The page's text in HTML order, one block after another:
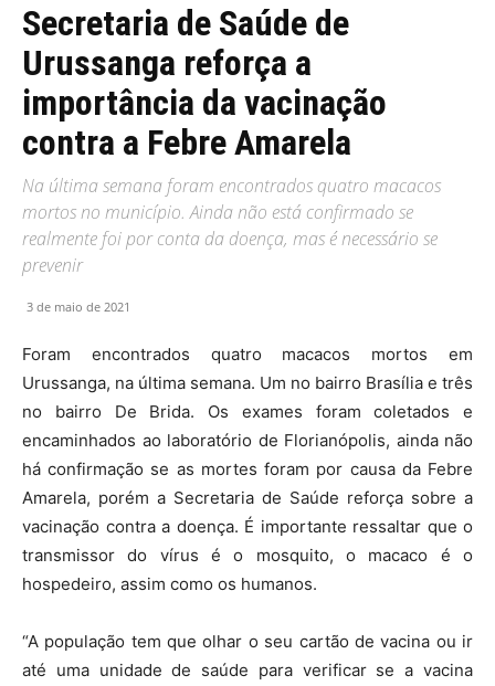
Secretaria de Saúde de
Urussanga reforça a
importância da vacinação
contra a Febre Amarela
Na última semana foram encontrados quatro macacos
mortos no município. Ainda não está confirmado se
realmente foi por conta da doença, mas é necessário se
prevenir
3 de maio de 2021
Foram encontrados quatro macacos mortos em
Urussanga, na última semana. Um no bairro Brasília e três
no bairro De Brida. Os exames foram coletados e
encaminhados ao laboratório de Florianópolis, ainda não
há confirmação se as mortes foram por causa da Febre
Amarela, porém a Secretaria de Saúde reforça sobre a
vacinação contra a doença. É importante ressaltar que o
transmissor do vírus é o mosquito, o macaco é o
hospedeiro, assim como os humanos.
“A população tem que olhar o seu cartão de vacina ou ir
até uma unidade de saúde para verificar se a vacina